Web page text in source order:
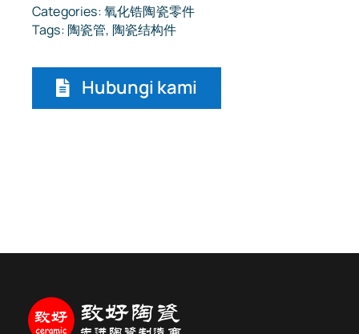
Categories:氧化锆陶瓷零件
Tags: 陶瓷管, 陶瓷结构件
Hubungi kami